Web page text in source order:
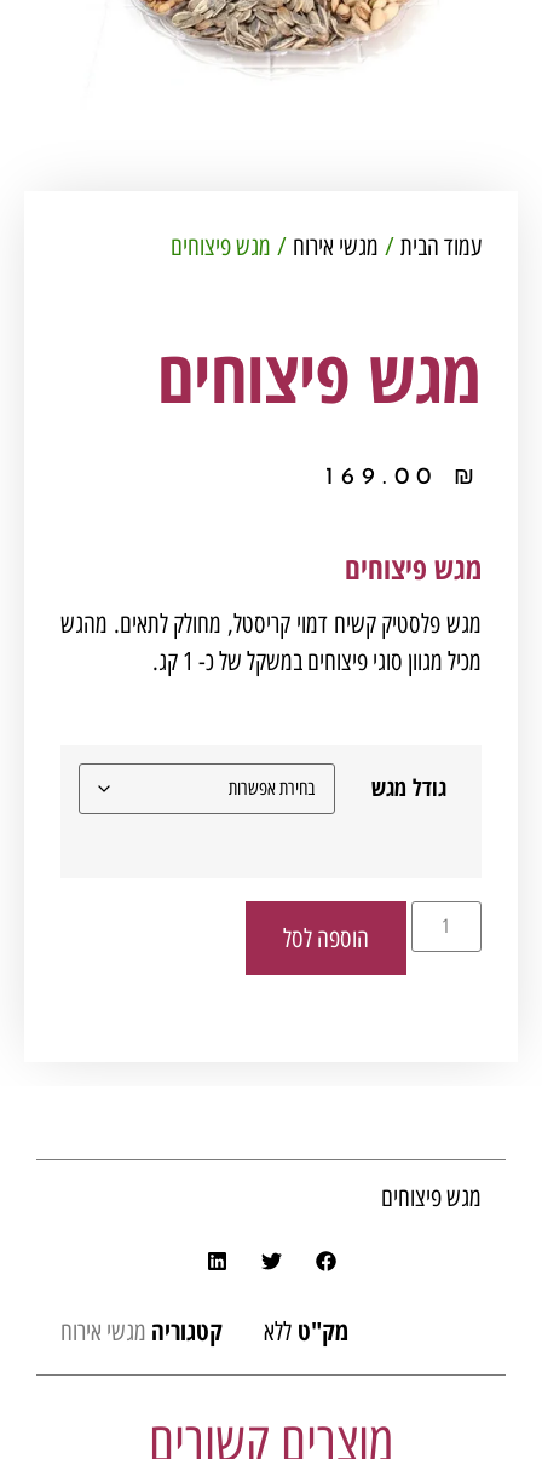
עמוד הבית / מגשי אירוח / מגש פיצוחים
מגש פיצוחים
169.00 ₪
מגש פיצוחים
מגש פלסטיק קשיח דמוי קריסטל, מחולק לתאים. מהגש
מכיל מגוון סוגי פיצוחים במשקל של כ- 1 קג.
גודל מגש
הוספה לסל
מגש פיצוחים
מק"ט ללא קטגוריה מגשי אירוח
מוצרים קשורים